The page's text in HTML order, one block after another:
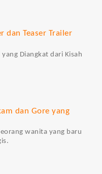
dan Teaser Trailer
Diangkat dari Kisah
dan Gore yang
wanita yang baru